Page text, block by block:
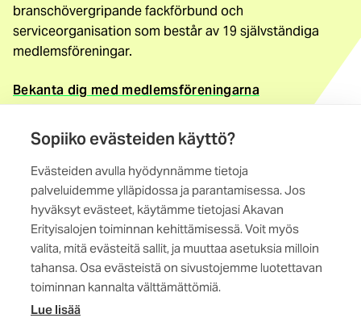
Sopiiko evästeiden käyttö?
Evästeiden avulla hyödynnämme tietoja
palveluidemme ylläpidossa ja parantamisessa. Jos
hyväksyt evästeet, käytämme tietojasi Akavan
Erityisalojen toiminnan kehittämisessä. Voit myös
valita, mitä evästeitä sallit, ja muuttaa asetuksia milloin
tahansa. Osa evästeistä on sivustojemme luotettavan
toiminnan kannalta välttämättömiä.
Lue lisää
branschövergripande fackförbund och
serviceorganisation som består av 19 självständiga
medlemsföreningar.
Bekanta dig med medlemsföreningarna
Magistratsporten 4 A, 6. vån
00240 Helsingfors
Kontakta oss